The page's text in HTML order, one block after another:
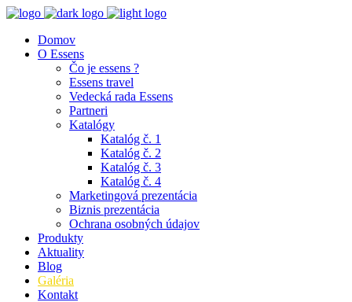
Domov
O Essens
Čo je essens ?
Essens travel
Vedecká rada Essens
Partneri
Katalógy
Katalóg č. 1
Katalóg č. 2
Katalóg č. 3
Katalóg č. 4
Marketingová prezentácia
Biznis prezentácia
Ochrana osobných údajov
Produkty
Aktuality
Blog
Galéria
Kontakt